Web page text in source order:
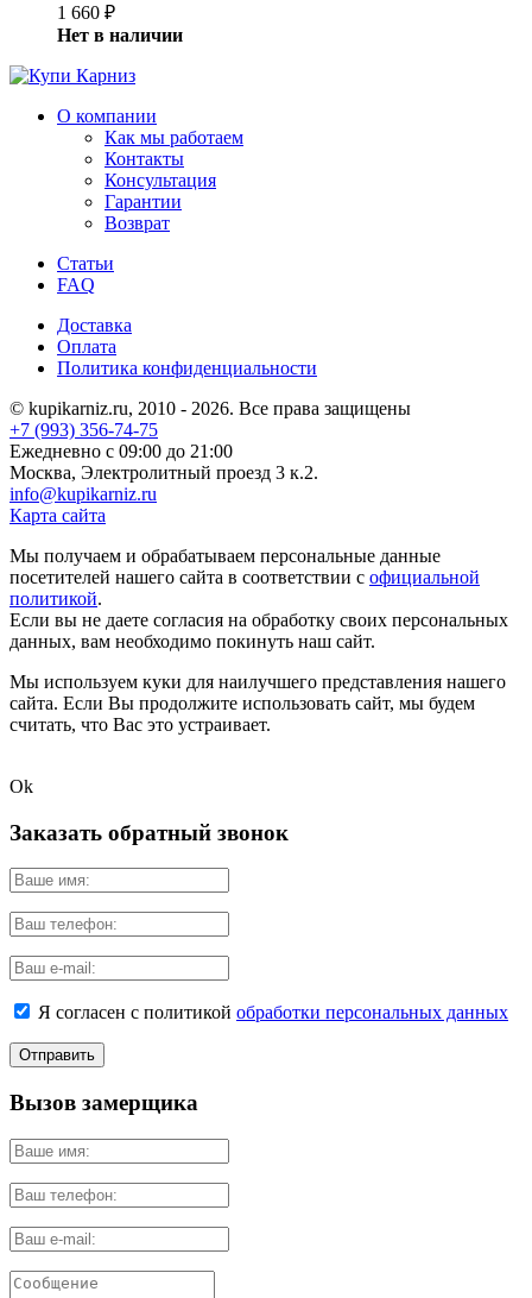
1 660 ₽
Нет в наличии
О компании
Как мы работаем
Контакты
Консультация
Гарантии
Возврат
Статьи
FAQ
Доставка
Оплата
Политика конфиденциальности
© kupikarniz.ru, 2010 - 2026. Все права защищены
+7 (993) 356-74-75
Eжедневно с 09:00 до 21:00
Москва, Электролитный проезд 3 к.2.
info@kupikarniz.ru
Карта сайта
Мы получаем и обрабатываем персональные данные
посетителей нашего сайта в соответствии с официальной
политикой.
Если вы не даете согласия на обработку своих персональных
данных, вам необходимо покинуть наш сайт.
Мы используем куки для наилучшего представления нашего
сайта. Если Вы продолжите использовать сайт, мы будем
считать, что Вас это устраивает.
Ok
Заказать обратный звонок
Я согласен с политикой обработки персональных данных
Вызов замерщика